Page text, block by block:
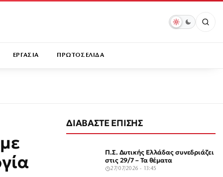
ΕΡΓΑΣΙΑ ΠΡΩΤΟΣΕΛΙΔΑ
ΔΙΑΒΑΣΤΕ ΕΠΙΣΗΣ
Π.Σ. Δυτικής Ελλάδας συνεδριάζει
στις 29/7 – Τα θέματα
27/07/2026 - 13:45